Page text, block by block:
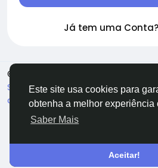
Este site usa cookies para
obtenha a melhor experiência
Saber Mais
Aceitar!
Já tem uma Conta?
© 2026 Soocian
Sobre Política de Privacidade
and Cancellation Policy Fale
Diretório